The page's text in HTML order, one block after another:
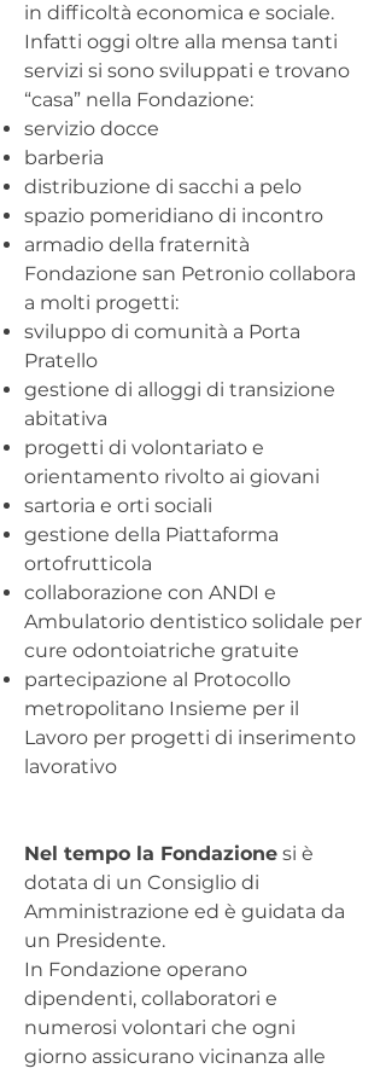
in difficoltà economica e sociale.
Infatti oggi oltre alla mensa tanti
servizi si sono sviluppati e trovano
“casa” nella Fondazione:
servizio docce
barberia
distribuzione di sacchi a pelo
spazio pomeridiano di incontro
armadio della fraternità
Fondazione san Petronio collabora
a molti progetti:
sviluppo di comunità a Porta
Pratello
gestione di alloggi di transizione
abitativa
progetti di volontariato e
orientamento rivolto ai giovani
sartoria e orti sociali
gestione della Piattaforma
ortofrutticola
collaborazione con ANDI e
Ambulatorio dentistico solidale per
cure odontoiatriche gratuite
partecipazione al Protocollo
metropolitano Insieme per il
Lavoro per progetti di inserimento
lavorativo
Nel tempo la Fondazione si è
dotata di un Consiglio di
Amministrazione ed è guidata da
un Presidente.
In Fondazione operano
dipendenti, collaboratori e
numerosi volontari che ogni
giorno assicurano vicinanza alle